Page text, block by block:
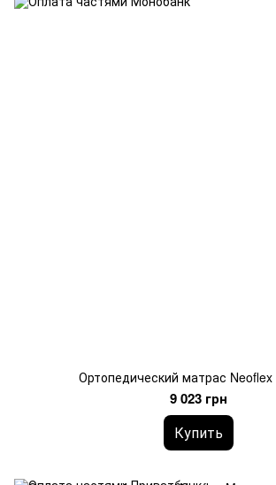
Ортопедический матрас Neoflex
9 023 грн
Купить